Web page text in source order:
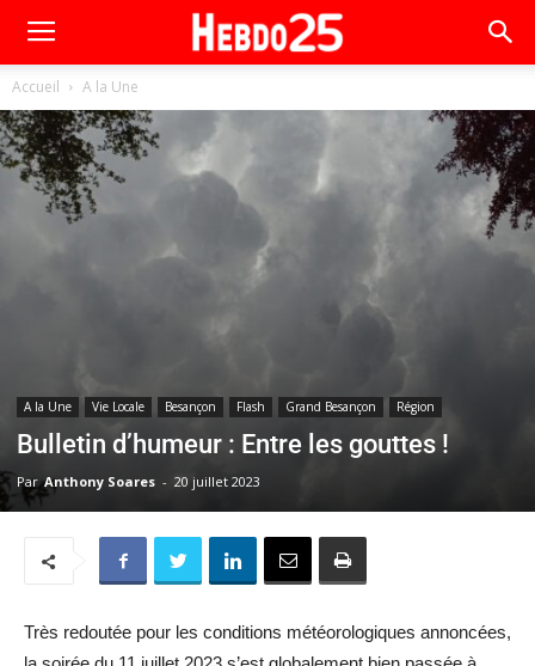
Accueil A la Une
A la Une Vie Locale Besançon Flash Grand Besançon Région
Bulletin d’humeur : Entre les gouttes !
Par Anthony Soares - 20 juillet 2023
Très redoutée pour les conditions météorologiques annoncées,